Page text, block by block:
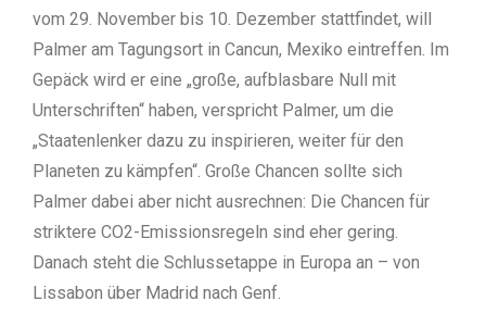
vom 29. November bis 10. Dezember stattfindet, will
Palmer am Tagungsort in Cancun, Mexiko eintreffen. Im
Gepäck wird er eine „große, aufblasbare Null mit
Unterschriften“ haben, verspricht Palmer, um die
„Staatenlenker dazu zu inspirieren, weiter für den
Planeten zu kämpfen“. Große Chancen sollte sich
Palmer dabei aber nicht ausrechnen: Die Chancen für
striktere CO2-Emissionsregeln sind eher gering.
Danach steht die Schlussetappe in Europa an – von
Lissabon über Madrid nach Genf.